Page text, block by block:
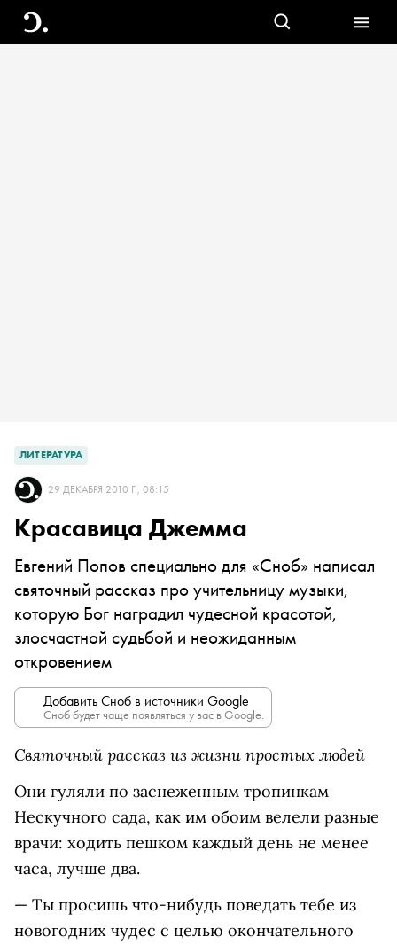
ЛИТЕРАТУРА
29 ДЕКАБРЯ 2010 Г., 08:15
Красавица Джемма
Евгений Попов специально для «Сноб» написал
святочный рассказ про учительницу музыки,
которую Бог наградил чудесной красотой,
злосчастной судьбой и неожиданным
откровением
Добавить Сноб в источники Google
Сноб будет чаще появляться у вас в Google.
Святочный рассказ из жизни простых людей
Они гуляли по заснеженным тропинкам
Нескучного сада, как им обоим велели разные
врачи: ходить пешком каждый день не менее
часа, лучше два.
— Ты просишь что-нибудь поведать тебе из
новогодних чудес с целью окончательного